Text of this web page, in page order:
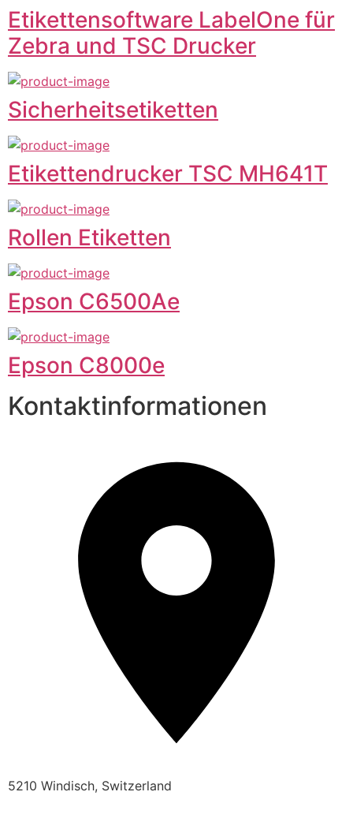
Etikettensoftware LabelOne für
Zebra und TSC Drucker
Sicherheitsetiketten
Etikettendrucker TSC MH641T
Rollen Etiketten
Epson C6500Ae
Epson C8000e
Kontaktinformationen
5210 Windisch, Switzerland